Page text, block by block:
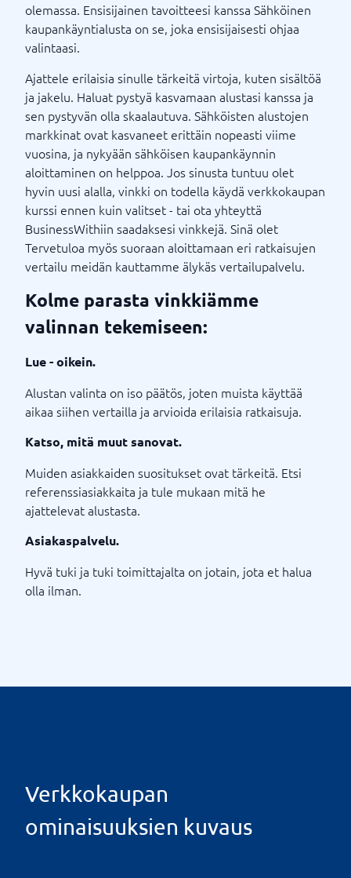
olemassa. Ensisijainen tavoitteesi kanssa Sähköinen
kaupankäyntialusta on se, joka ensisijaisesti ohjaa
valintaasi.
Ajattele erilaisia ​​sinulle tärkeitä virtoja, kuten sisältöä
ja jakelu. Haluat pystyä kasvamaan alustasi kanssa ja
sen pystyvän olla skaalautuva. Sähköisten alustojen
markkinat ovat kasvaneet erittäin nopeasti viime
vuosina, ja nykyään sähköisen kaupankäynnin
aloittaminen on helppoa. Jos sinusta tuntuu olet
hyvin uusi alalla, vinkki on todella käydä verkkokaupan
kurssi ennen kuin valitset - tai ota yhteyttä
BusinessWithiin saadaksesi vinkkejä. Sinä olet
Tervetuloa myös suoraan aloittamaan eri ratkaisujen
vertailu meidän kauttamme älykäs vertailupalvelu.
Kolme parasta vinkkiämme
valinnan tekemiseen:
Lue - oikein.
Alustan valinta on iso päätös, joten muista käyttää
aikaa siihen vertailla ja arvioida erilaisia ​​ratkaisuja.
Katso, mitä muut sanovat.
Muiden asiakkaiden suositukset ovat tärkeitä. Etsi
referenssiasiakkaita ja tule mukaan mitä he
ajattelevat alustasta.
Asiakaspalvelu.
Hyvä tuki ja tuki toimittajalta on jotain, jota et halua
olla ilman.
Verkkokaupan
ominaisuuksien kuvaus